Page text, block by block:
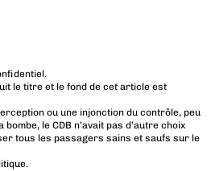
le titre et le fond de cet article est
ou une injonction du contrôle, peu
le CDB n’avait pas d’autre choix
tous les passagers sains et saufs sur le